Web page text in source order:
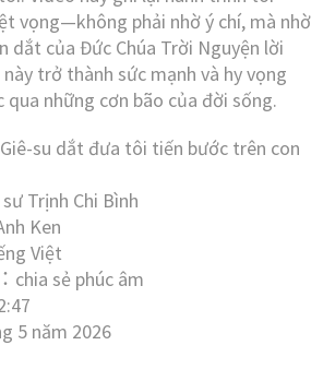
vọng—không phải nhờ ý chí, mà nhờ
dắt của Đức Chúa Trời Nguyện lời
trở thành sức mạnh và hy vọng
qua những cơn bão của đời sống.
Giê-su dắt đưa tôi tiến bước trên con
Trịnh Chi Bình
Ken
Việt
chia sẻ phúc âm
5 năm 2026